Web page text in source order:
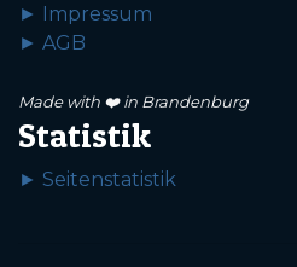
► Impressum
► AGB
Made with ❤️ in Brandenburg
Statistik
► Seitenstatistik